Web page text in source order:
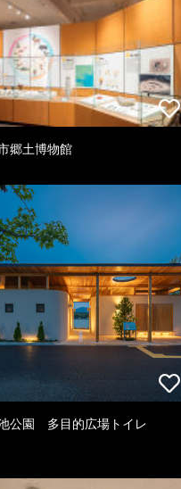
郷土博物館
公園 多目的広場トイレ